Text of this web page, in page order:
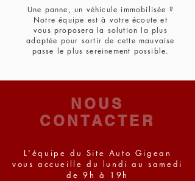
Une panne, un véhicule immobilisée ?
Notre équipe est à votre écoute et
vous proposera la solution la plus
adaptée pour sortir de cette mauvaise
passe le plus sereinement possible.
NOUS
CONTACTER
L'équipe du Site Auto Gigean
vous accueille du lundi au samedi
de 9h à 19h